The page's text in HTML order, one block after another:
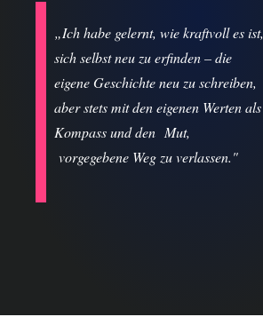
„Ich habe gelernt, wie kraftvoll es ist,
sich selbst neu zu erfinden – die
eigene Geschichte neu zu schreiben,
aber stets mit den eigenen Werten als
Kompass und den Mut,
vorgegebene Weg zu verlassen."